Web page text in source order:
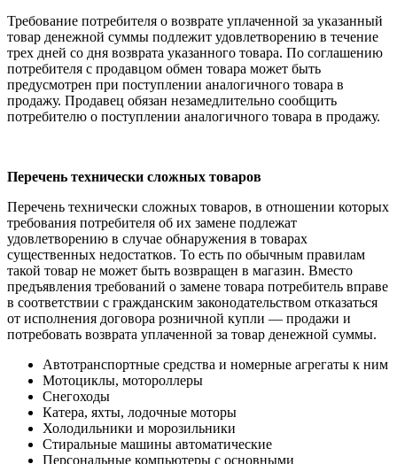
Требование потребителя о возврате уплаченной за указанный
товар денежной суммы подлежит удовлетворению в течение
трех дней со дня возврата указанного товара. По соглашению
потребителя с продавцом обмен товара может быть
предусмотрен при поступлении аналогичного товара в
продажу. Продавец обязан незамедлительно сообщить
потребителю о поступлении аналогичного товара в продажу.
Перечень технически сложных товаров
Перечень технически сложных товаров, в отношении которых
требования потребителя об их замене подлежат
удовлетворению в случае обнаружения в товарах
существенных недостатков. То есть по обычным правилам
такой товар не может быть возвращен в магазин. Вместо
предъявления требований о замене товара потребитель вправе
в соответствии с гражданским законодательством отказаться
от исполнения договора розничной купли — продажи и
потребовать возврата уплаченной за товар денежной суммы.
Автотранспортные средства и номерные агрегаты к ним
Мотоциклы, мотороллеры
Снегоходы
Катера, яхты, лодочные моторы
Холодильники и морозильники
Стиральные машины автоматические
Персональные компьютеры с основными